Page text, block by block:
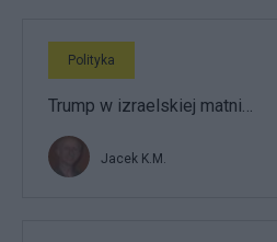
Polityka
Trump w izraelskiej matni…
Jacek K.M.